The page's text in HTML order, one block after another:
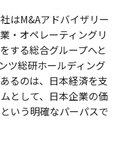
はM&Aアドバイザリー
・オペレーティングリ
する総合グループへと
ツ総研ホールディング
るのは、日本経済を支
として、日本企業の価
いう明確なパーパスで